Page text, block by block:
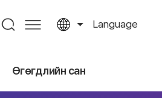
Language
Өгөгдлийн сан